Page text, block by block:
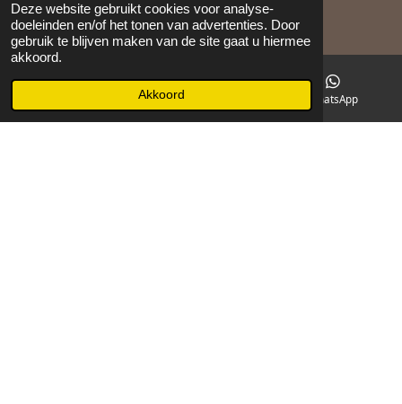
Deze website gebruikt cookies voor analyse-
doeleinden en/of het tonen van advertenties. Door
gebruik te blijven maken van de site gaat u hiermee
akkoord.
Akkoord
©2026Maison 105
Facebook WhatsApp